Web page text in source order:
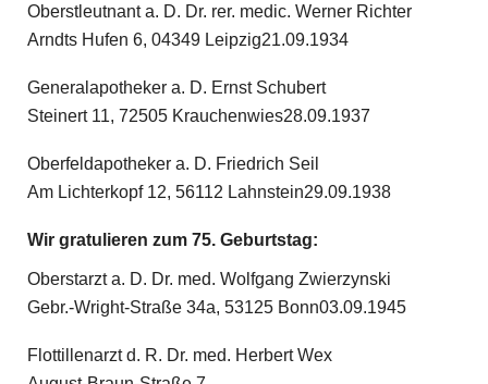
Oberstleutnant a. D. Dr. rer. medic. Werner Richter
Arndts Hufen 6, 04349 Leipzig21.09.1934
Generalapotheker a. D. Ernst Schubert
Steinert 11, 72505 Krauchenwies28.09.1937
Oberfeldapotheker a. D. Friedrich Seil
Am Lichterkopf 12, 56112 Lahnstein29.09.1938
Wir gratulieren zum 75. Geburtstag:
Oberstarzt a. D. Dr. med. Wolfgang Zwierzynski
Gebr.-Wright-Straße 34a, 53125 Bonn03.09.1945
Flottillenarzt d. R. Dr. med. Herbert Wex